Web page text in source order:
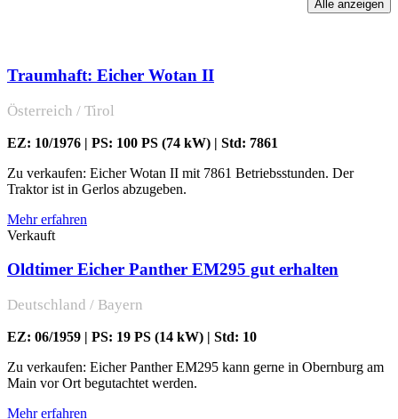
Traumhaft: Eicher Wotan II
Österreich / Tirol
EZ: 10/1976 | PS: 100 PS (74 kW) | Std: 7861
Zu verkaufen: Eicher Wotan II mit 7861 Betriebsstunden. Der
Traktor ist in Gerlos abzugeben.
Mehr erfahren
Verkauft
Oldtimer Eicher Panther EM295 gut erhalten
Deutschland / Bayern
EZ: 06/1959 | PS: 19 PS (14 kW) | Std: 10
Zu verkaufen: Eicher Panther EM295 kann gerne in Obernburg am
Main vor Ort begutachtet werden.
Mehr erfahren